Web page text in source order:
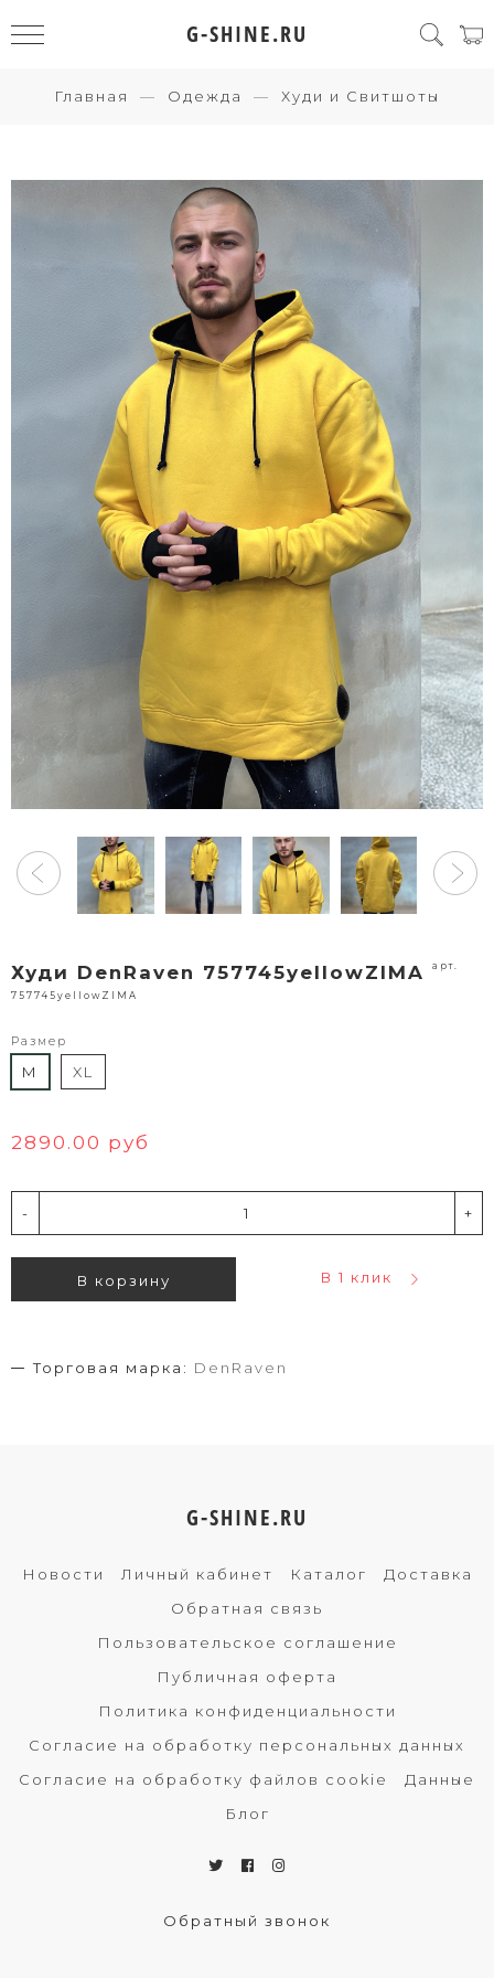
G-SHINE.RU
Главная Одежда Худи и Свитшоты
Худи DenRaven 757745yellowZIMA арт.
757745yellowZIMA
Размер
M XL
2890.00 руб
- +
В корзину В 1 клик
Торговая марка: DenRaven
G-SHINE.RU
Новости Личный кабинет Каталог
Доставка
Обратная связь
Пользовательское соглашение
Публичная оферта
Политика конфиденциальности
Согласие на обработку персональных данных
Согласие на обработку файлов cookie
Данные
Блог
Обратный звонок